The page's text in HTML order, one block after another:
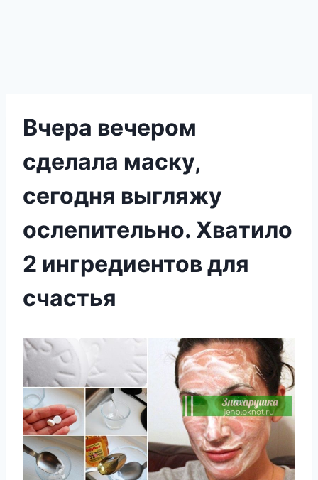
Вчера вечером
сделала маску,
сегодня выгляжу
ослепительно. Хватило
2 ингредиентов для
счастья